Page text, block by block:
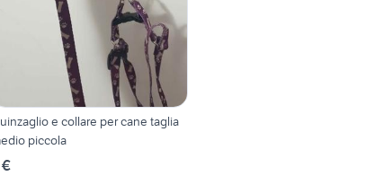
e collare per cane taglia
piccola